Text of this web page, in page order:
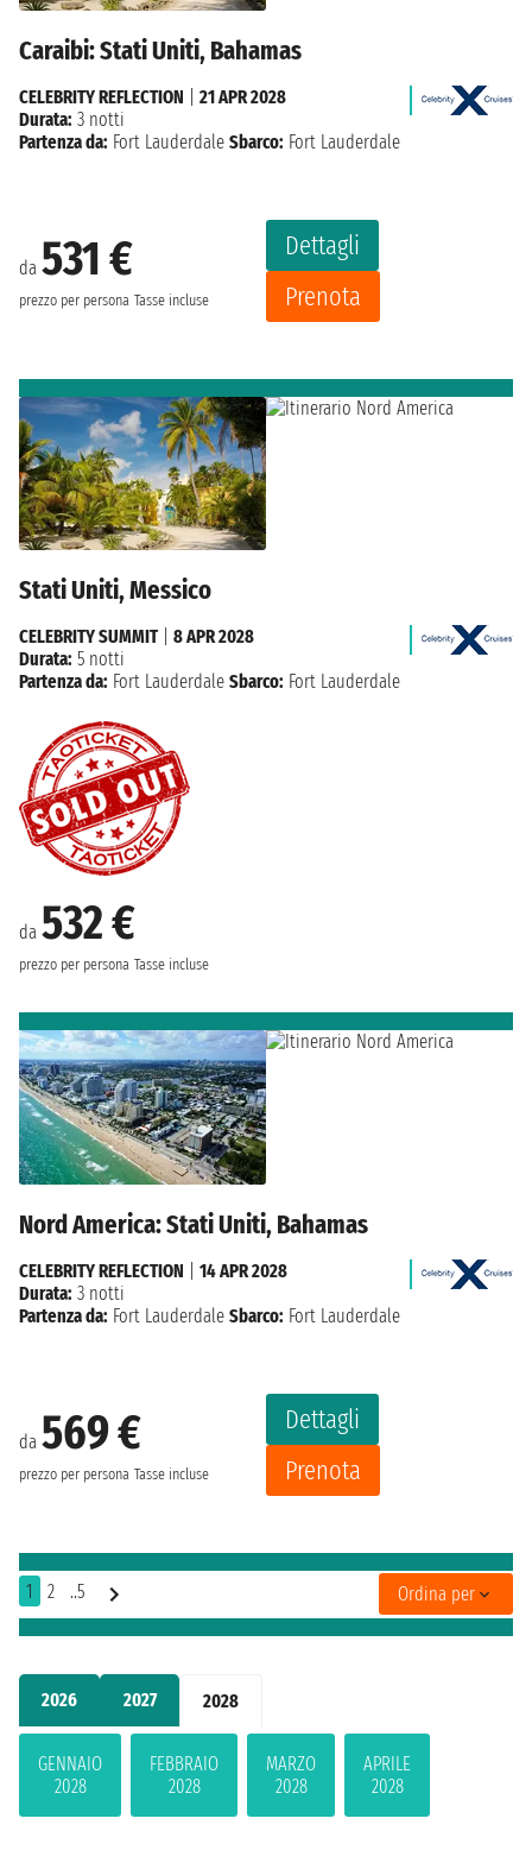
2026 2027 2028
GENNAIO
2028
FEBBRAIO
2028
MARZO
2028
APRILE
2028
Caraibi: Stati Uniti, Bahamas
da 531 €
prezzo per persona Tasse incluse
Dettagli
Prenota
CELEBRITY REFLECTION
21 APR 2028
Durata: 3 notti
Partenza da: Fort Lauderdale Sbarco: Fort Lauderdale
Stati Uniti, Messico
da 532 €
prezzo per persona Tasse incluse
CELEBRITY SUMMIT| 8 APR 2028
Durata: 5 notti
Partenza da: Fort Lauderdale Sbarco: Fort Lauderdale
Nord America: Stati Uniti, Bahamas
da 569 €
prezzo per persona Tasse incluse
Dettagli
Prenota
CELEBRITY REFLECTION
14 APR 2028
Durata: 3 notti
Partenza da: Fort Lauderdale Sbarco: Fort Lauderdale
1 2 ..5 Ordina per